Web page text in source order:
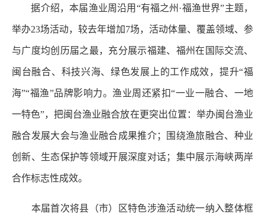
据介绍，本届渔业周沿用“有福之州·福渔世界”主题，
举办23场活动，较去年增加7场，活动体量、覆盖领域、参
与广度均创历届之最，充分展示福建、福州在国际交流、
闽台融合、科技兴海、绿色发展上的工作成效，提升“福
海”“福渔”品牌影响力。渔业周还紧扣“一业一融合、一地
一特色”，把闽台渔业融合放在更突出位置：举办闽台渔业
融合发展大会与渔业融合成果推介；围绕渔旅融合、种业
创新、生态保护等领域开展深度对话；集中展示海峡两岸
合作标志性成效。
本届首次将县（市）区特色涉渔活动统一纳入整体框